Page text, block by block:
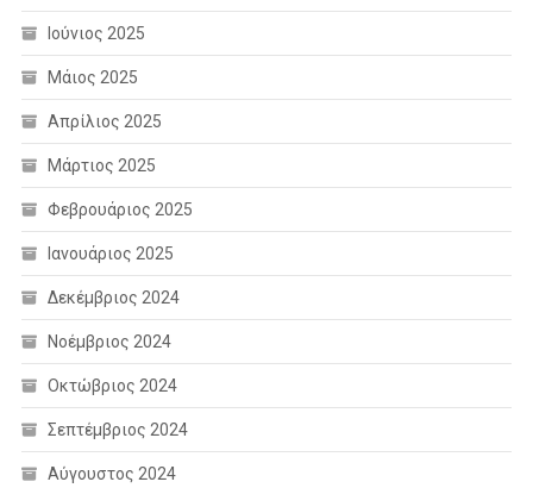
Ιούνιος 2025
Μάιος 2025
Απρίλιος 2025
Μάρτιος 2025
Φεβρουάριος 2025
Ιανουάριος 2025
Δεκέμβριος 2024
Νοέμβριος 2024
Οκτώβριος 2024
Σεπτέμβριος 2024
Αύγουστος 2024